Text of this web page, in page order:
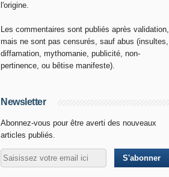
l'origine.
Les commentaires sont publiés après validation,
mais ne sont pas censurés, sauf abus (insultes,
diffamation, mythomanie, publicité, non-
pertinence, ou bêtise manifeste).
Newsletter
Abonnez-vous pour être averti des nouveaux
articles publiés.